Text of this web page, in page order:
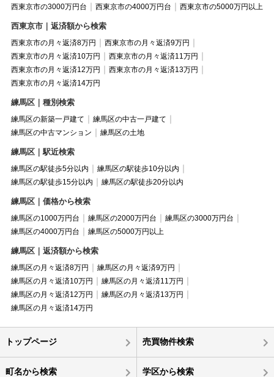
西東京市の3000万円台
西東京市の4000万円台 西東京市の5000万円以上
西東京市｜返済額から検索
西東京市の月々返済8万円
西東京市の月々返済9万円
西東京市の月々返済10万円
西東京市の月々返済11万円
西東京市の月々返済12万円
西東京市の月々返済13万円
西東京市の月々返済14万円
練馬区｜種別検索
練馬区の新築一戸建て
練馬区の中古一戸建て
練馬区の中古マンション
練馬区の土地
練馬区｜駅近検索
練馬区の駅徒歩5分以内
練馬区の駅徒歩10分以内
練馬区の駅徒歩15分以内
練馬区の駅徒歩20分以内
練馬区｜価格から検索
練馬区の1000万円台 練馬区の2000万円台
練馬区の3000万円台
練馬区の4000万円台
練馬区の5000万円以上
練馬区｜返済額から検索
練馬区の月々返済8万円
練馬区の月々返済9万円
練馬区の月々返済10万円
練馬区の月々返済11万円
練馬区の月々返済12万円
練馬区の月々返済13万円
練馬区の月々返済14万円
トップページ 売買物件検索
町名から検索 学区から検索